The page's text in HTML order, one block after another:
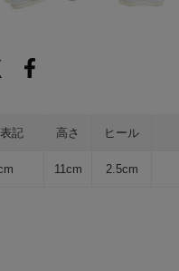
記 高さ ヒール
11cm 2.5cm